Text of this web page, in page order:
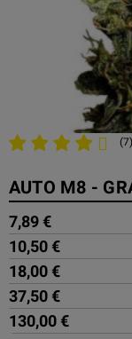
(7)
AUTO M8 -
7,89 €
10,50 €
18,00 €
37,50 €
130,00 €